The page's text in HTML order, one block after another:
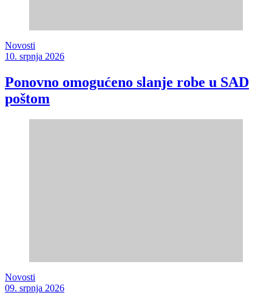
Novosti
10. srpnja 2026
Ponovno omogućeno slanje robe u SAD
poštom
Novosti
09. srpnja 2026